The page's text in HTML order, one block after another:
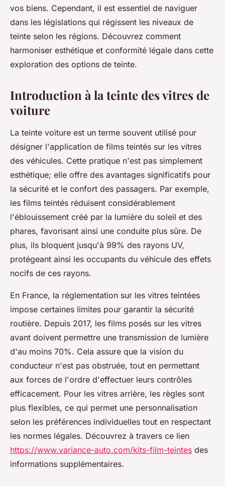
vos biens. Cependant, il est essentiel de naviguer
dans les législations qui régissent les niveaux de
teinte selon les régions. Découvrez comment
harmoniser esthétique et conformité légale dans cette
exploration des options de teinte.
Introduction à la teinte des vitres de
voiture
La teinte voiture est un terme souvent utilisé pour
désigner l'application de films teintés sur les vitres
des véhicules. Cette pratique n'est pas simplement
esthétique; elle offre des avantages significatifs pour
la sécurité et le confort des passagers. Par exemple,
les films teintés réduisent considérablement
l'éblouissement créé par la lumière du soleil et des
phares, favorisant ainsi une conduite plus sûre. De
plus, ils bloquent jusqu'à 99% des rayons UV,
protégeant ainsi les occupants du véhicule des effets
nocifs de ces rayons.
En France, la réglementation sur les vitres teintées
impose certaines limites pour garantir la sécurité
routière. Depuis 2017, les films posés sur les vitres
avant doivent permettre une transmission de lumière
d'au moins 70%. Cela assure que la vision du
conducteur n'est pas obstruée, tout en permettant
aux forces de l'ordre d'effectuer leurs contrôles
efficacement. Pour les vitres arrière, les règles sont
plus flexibles, ce qui permet une personnalisation
selon les préférences individuelles tout en respectant
les normes légales. Découvrez à travers ce lien
https://www.variance-auto.com/kits-film-teintes des
informations supplémentaires.